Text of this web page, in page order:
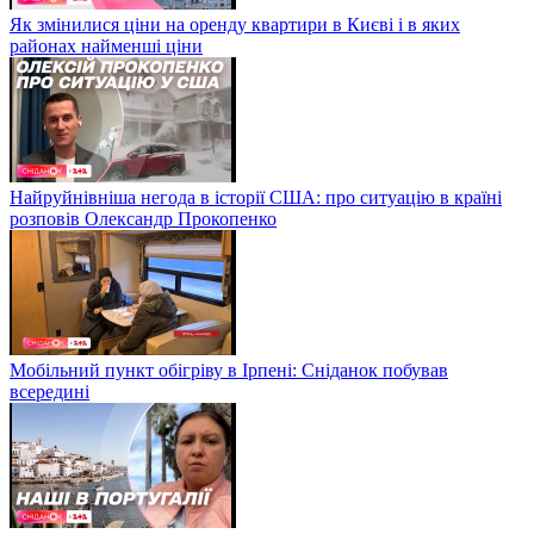
Як змінилися ціни на оренду квартири в Києві і в яких
районах найменші ціни
Найруйнівніша негода в історії США: про ситуацію в країні
розповів Олександр Прокопенко
Мобільний пункт обігріву в Ірпені: Сніданок побував
всередині